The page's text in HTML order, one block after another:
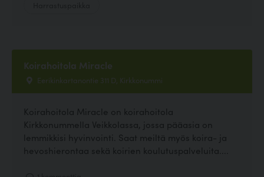
Koirahoitola Miracle
Eerikinkartanontie 311 D, Kirkkonummi
Koirahoitola Miracle on koirahoitola
Kirkkonummella Veikkolassa, jossa pääasia on
lemmikkisi hyvinvointi. Saat meiltä myös koira- ja
hevoshierontaa sekä koirien koulutuspalveluita....